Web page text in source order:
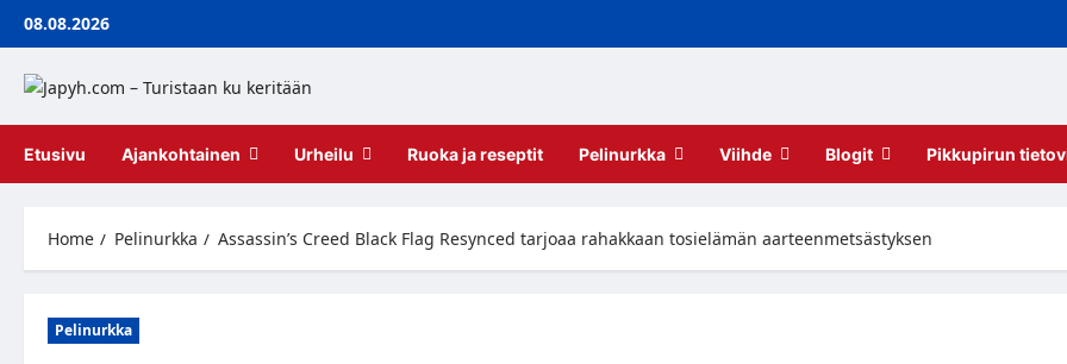
Skip08.08.2026
Etusivu Ajankohtainen Urheilu Ruoka ja reseptit Pelinurkka Viihde Blogit Pikkupirun
Home Pelinurkka Assassin’s Creed Black Flag Resynced tarjoaa rahakkaan tosielämän aarteenmetsästyksen
Pelinurkka